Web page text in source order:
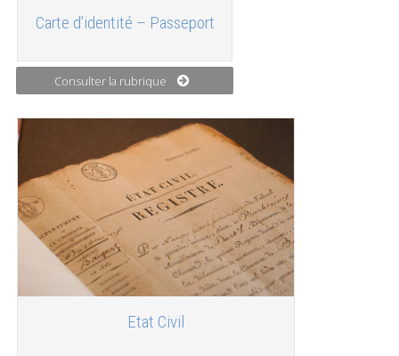
Carte d’identité – Passeport
Consulter la rubrique
Etat Civil